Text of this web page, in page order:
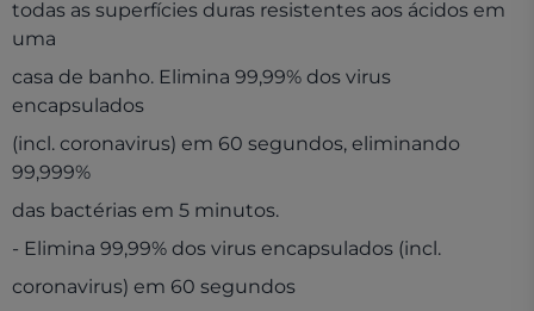
todas as superfícies duras resistentes aos ácidos em
uma
casa de banho. Elimina 99,99% dos virus
encapsulados
(incl. coronavirus) em 60 segundos, eliminando
99,999%
das bactérias em 5 minutos.
- Elimina 99,99% dos virus encapsulados (incl.
coronavirus) em 60 segundos